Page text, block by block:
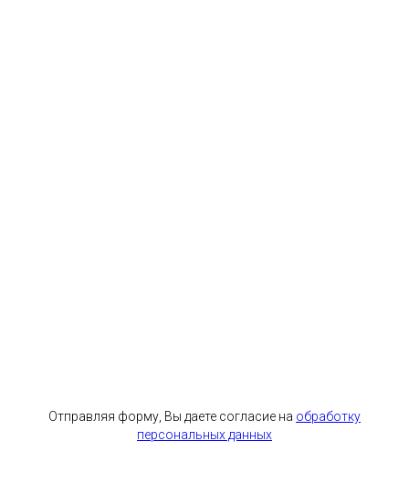
Отправляя форму, Вы даете согласие на обработку
персональных данных